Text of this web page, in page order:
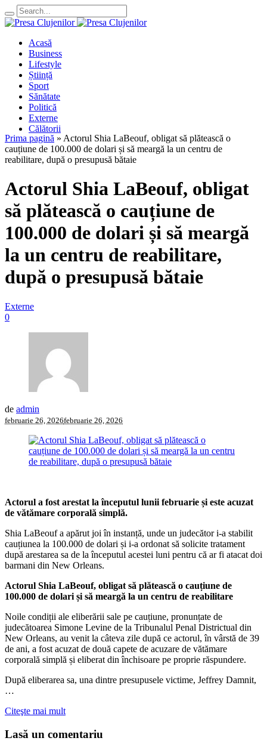
Acasă
Business
Lifestyle
Știință
Sport
Sănătate
Politică
Externe
Călătorii
Prima pagină » Actorul Shia LaBeouf, obligat să plătească o
cauțiune de 100.000 de dolari și să meargă la un centru de
reabilitare, după o presupusă bătaie
Actorul Shia LaBeouf, obligat
să plătească o cauțiune de
100.000 de dolari și să meargă
la un centru de reabilitare,
după o presupusă bătaie
Externe
0
de admin
februarie 26, 2026februarie 26, 2026
Actorul a fost arestat la începutul lunii februarie și este acuzat
de vătămare corporală simplă.
Shia LaBeouf a apărut joi în instanță, unde un judecător i-a stabilit
cauțiunea la 100.000 de dolari și i-a ordonat să solicite tratament
după arestarea sa de la începutul acestei luni pentru că ar fi atacat doi
barmani din New Orleans.
Actorul Shia LaBeouf, obligat să plătească o cauțiune de
100.000 de dolari și să meargă la un centru de reabilitare
Noile condiții ale eliberării sale pe cauțiune, pronunțate de
judecătoarea Simone Levine de la Tribunalul Penal Districtual din
New Orleans, au venit la câteva zile după ce actorul, în vârstă de 39
de ani, a fost acuzat de două capete de acuzare de vătămare
corporală simplă și eliberat din închisoare pe proprie răspundere.
După eliberarea sa, una dintre presupusele victime, Jeffrey Damnit,
…
Citeşte mai mult
Lasă un comentariu